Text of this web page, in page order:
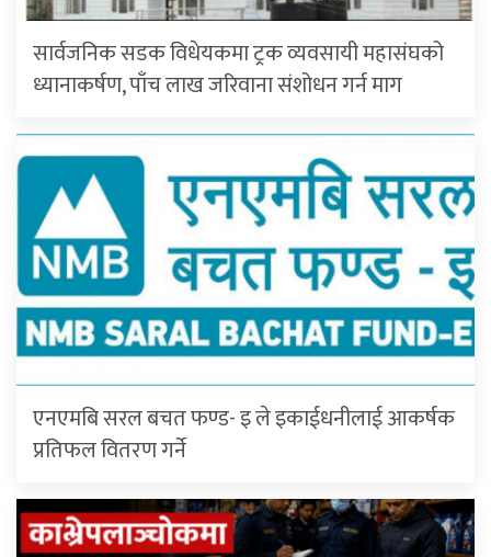
सार्वजनिक सडक विधेयकमा ट्रक व्यवसायी महासंघको
ध्यानाकर्षण, पाँच लाख जरिवाना संशोधन गर्न माग
एनएमबि सरल बचत फण्ड- इ ले इकाईधनीलाई आकर्षक
प्रतिफल वितरण गर्ने